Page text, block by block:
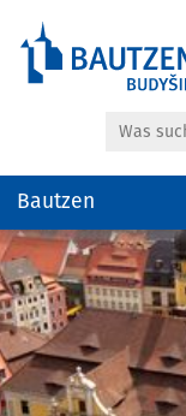
der
Seite
anspringen
Suche
Bautzen